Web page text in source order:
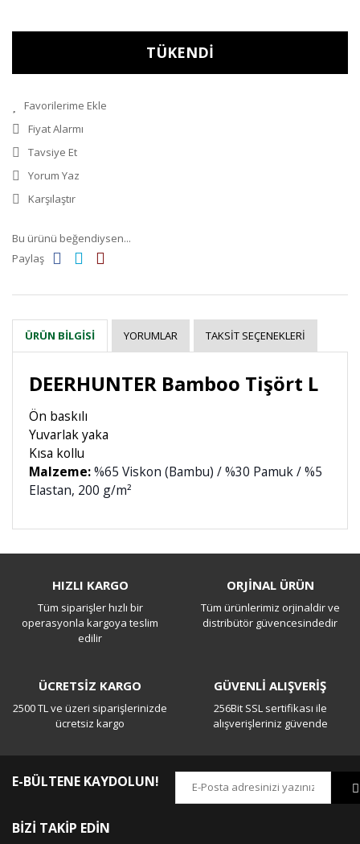
TÜKENDİ
Fiyat Alarmı
Tavsiye Et
Yorum Yaz
Karşılaştır
Bu ürünü beğendiysen...
Paylaş
ÜRÜN BILGISI YORUMLAR TAKSIT SEÇENEKLERI
DEERHUNTER Bamboo Tişört L
Ön baskılı
Yuvarlak yaka
Kısa kollu
Malzeme:%65 Viskon (Bambu) / %30 Pamuk / %5
Elastan, 200 g/m²
Yorum Yaz
HIZLI KARGO
Tüm siparişler hızlı bir
operasyonla kargoya teslim
edilir
ORJİNAL ÜRÜN
Tüm ürünlerimiz orjinaldir ve
distribütör güvencesindedir
ÜCRETSİZ KARGO
2500 TL ve üzeri siparişlerinizde
ücretsiz kargo
GÜVENLİ ALIŞVERİŞ
256Bit SSL sertifikası ile
alışverişleriniz güvende
E-BÜLTENE KAYDOLUN!
BİZİ TAKİP EDİN